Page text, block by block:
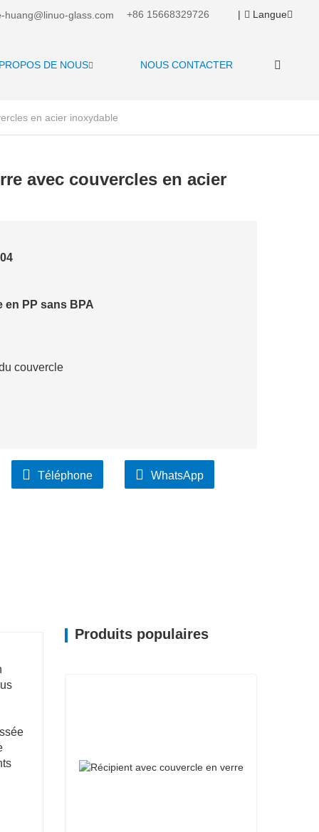
glass.com +86 15668329726 | Langue
DE NOUS NOUS CONTACTER
en acier inoxydable
avec couvercles en acier
en PP sans BPA
couvercle
Téléphone WhatsApp
Produits populaires